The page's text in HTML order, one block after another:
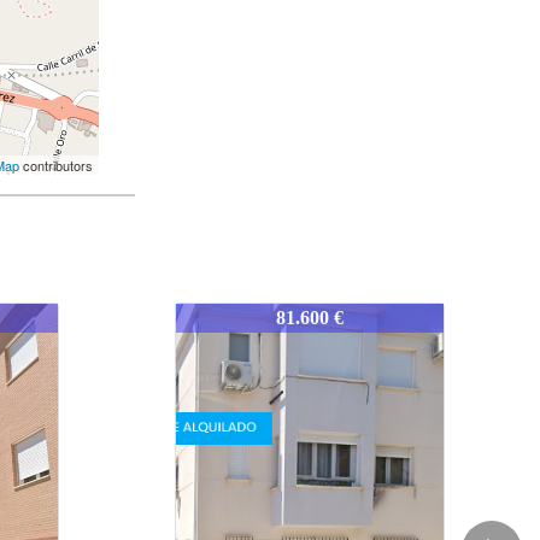
contributors
1635-CUTARJE
77.400 €